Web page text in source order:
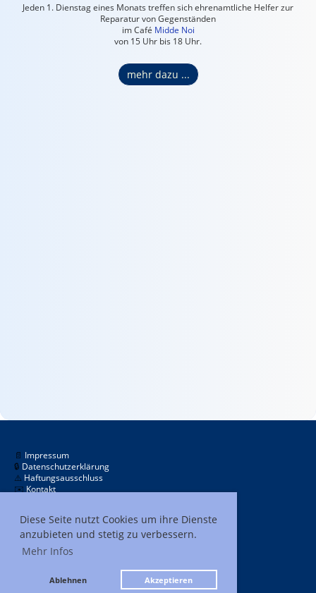
Diese Seite nutzt Cookies um ihre Dienste
anzubieten und stetig zu verbessern.
Mehr Infos
Ablehnen Akzeptieren
Jeden 1. Dienstag eines Monats treffen sich ehrenamtliche Helfer zur
Reparatur von Gegenständen
im Café Midde Noi
von 15 Uhr bis 18 Uhr.
mehr dazu ...
📄 Impressum
🔒 Datenschutzerklärung
⚠️ Haftungsausschluss
✉️ Kontakt
11.463